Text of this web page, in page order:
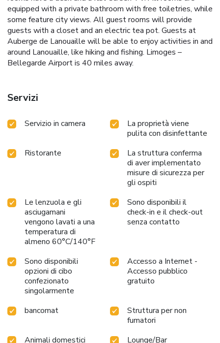
equipped with a private bathroom with free toiletries, while
some feature city views. All guest rooms will provide
guests with a closet and an electric tea pot. Guests at
Auberge de Lanouaille will be able to enjoy activities in and
around Lanouaille, like hiking and fishing. Limoges –
Bellegarde Airport is 40 miles away.
Servizi
Servizio in camera
La proprietà viene
pulita con disinfettante
Ristorante
La struttura conferma
di aver implementato
misure di sicurezza per
gli ospiti
Le lenzuola e gli
asciugamani
vengono lavati a una
temperatura di
almeno 60°C/140°F
Sono disponibili il
check-in e il check-out
senza contatto
Sono disponibili
opzioni di cibo
confezionato
singolarmente
Accesso a Internet -
Accesso pubblico
gratuito
bancomat
Struttura per non
fumatori
Animali domestici
Lounge/Bar